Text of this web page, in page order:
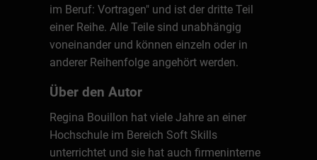
im Beruf: Vortragen" und ist der dritte Teil
einer Reihe. Alle Teile sind unabhängig
voneinander und können einzeln oder in
anderer Reihenfolge angehört werden.
Über den Autor
Regina Bouillon hat viele Jahre an einer
Hochschule im Bereich Soft Skills
unterrichtet und sie hat auch firmeninterne